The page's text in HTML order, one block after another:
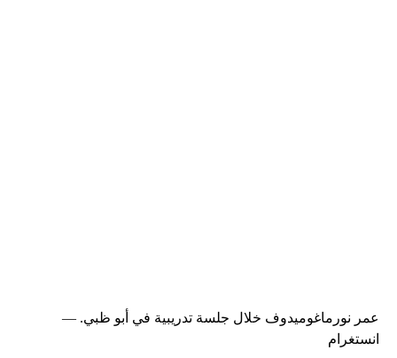
عمر نورماغوميدوف خلال جلسة تدريبية في أبو ظبي. —
انستغرام